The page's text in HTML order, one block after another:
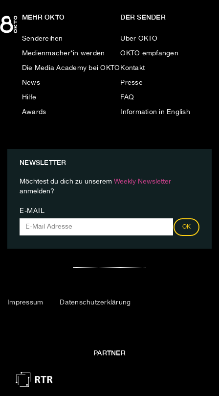
MEHR OKTO
Sendereihen
Medienmacher*in werden
Die Media Academy bei OKTO
News
Hilfe
Awards
DER SENDER
Über OKTO
OKTO empfangen
Kontakt
Presse
FAQ
Information in English
NEWSLETTER
Möchtest du dich zu unserem Weekly Newsletter
anmelden?
E-MAIL
OK
Impressum Datenschutzerklärung
PARTNER